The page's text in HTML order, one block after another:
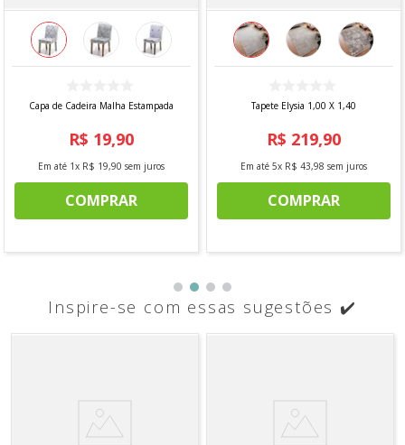
Capa de Cadeira Malha Estampada
R$ 19,90
Em até 1x R$ 19,90 sem juros
COMPRAR
Tapete Elysia 1,00 X 1,40
R$ 219,90
Em até 5x R$ 43,98 sem juros
COMPRAR
Inspire-se com essas sugestões ✔️